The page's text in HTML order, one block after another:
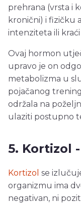
prehrana (vrsta i
kronični) i fizičku
intenziteta ili
Ovaj hormon
upravo je on
metabolizma u
pojačanog
održala na
ulaziti postupno
5. Kortizol
Kortizol se
organizmu ima
negativan, ni